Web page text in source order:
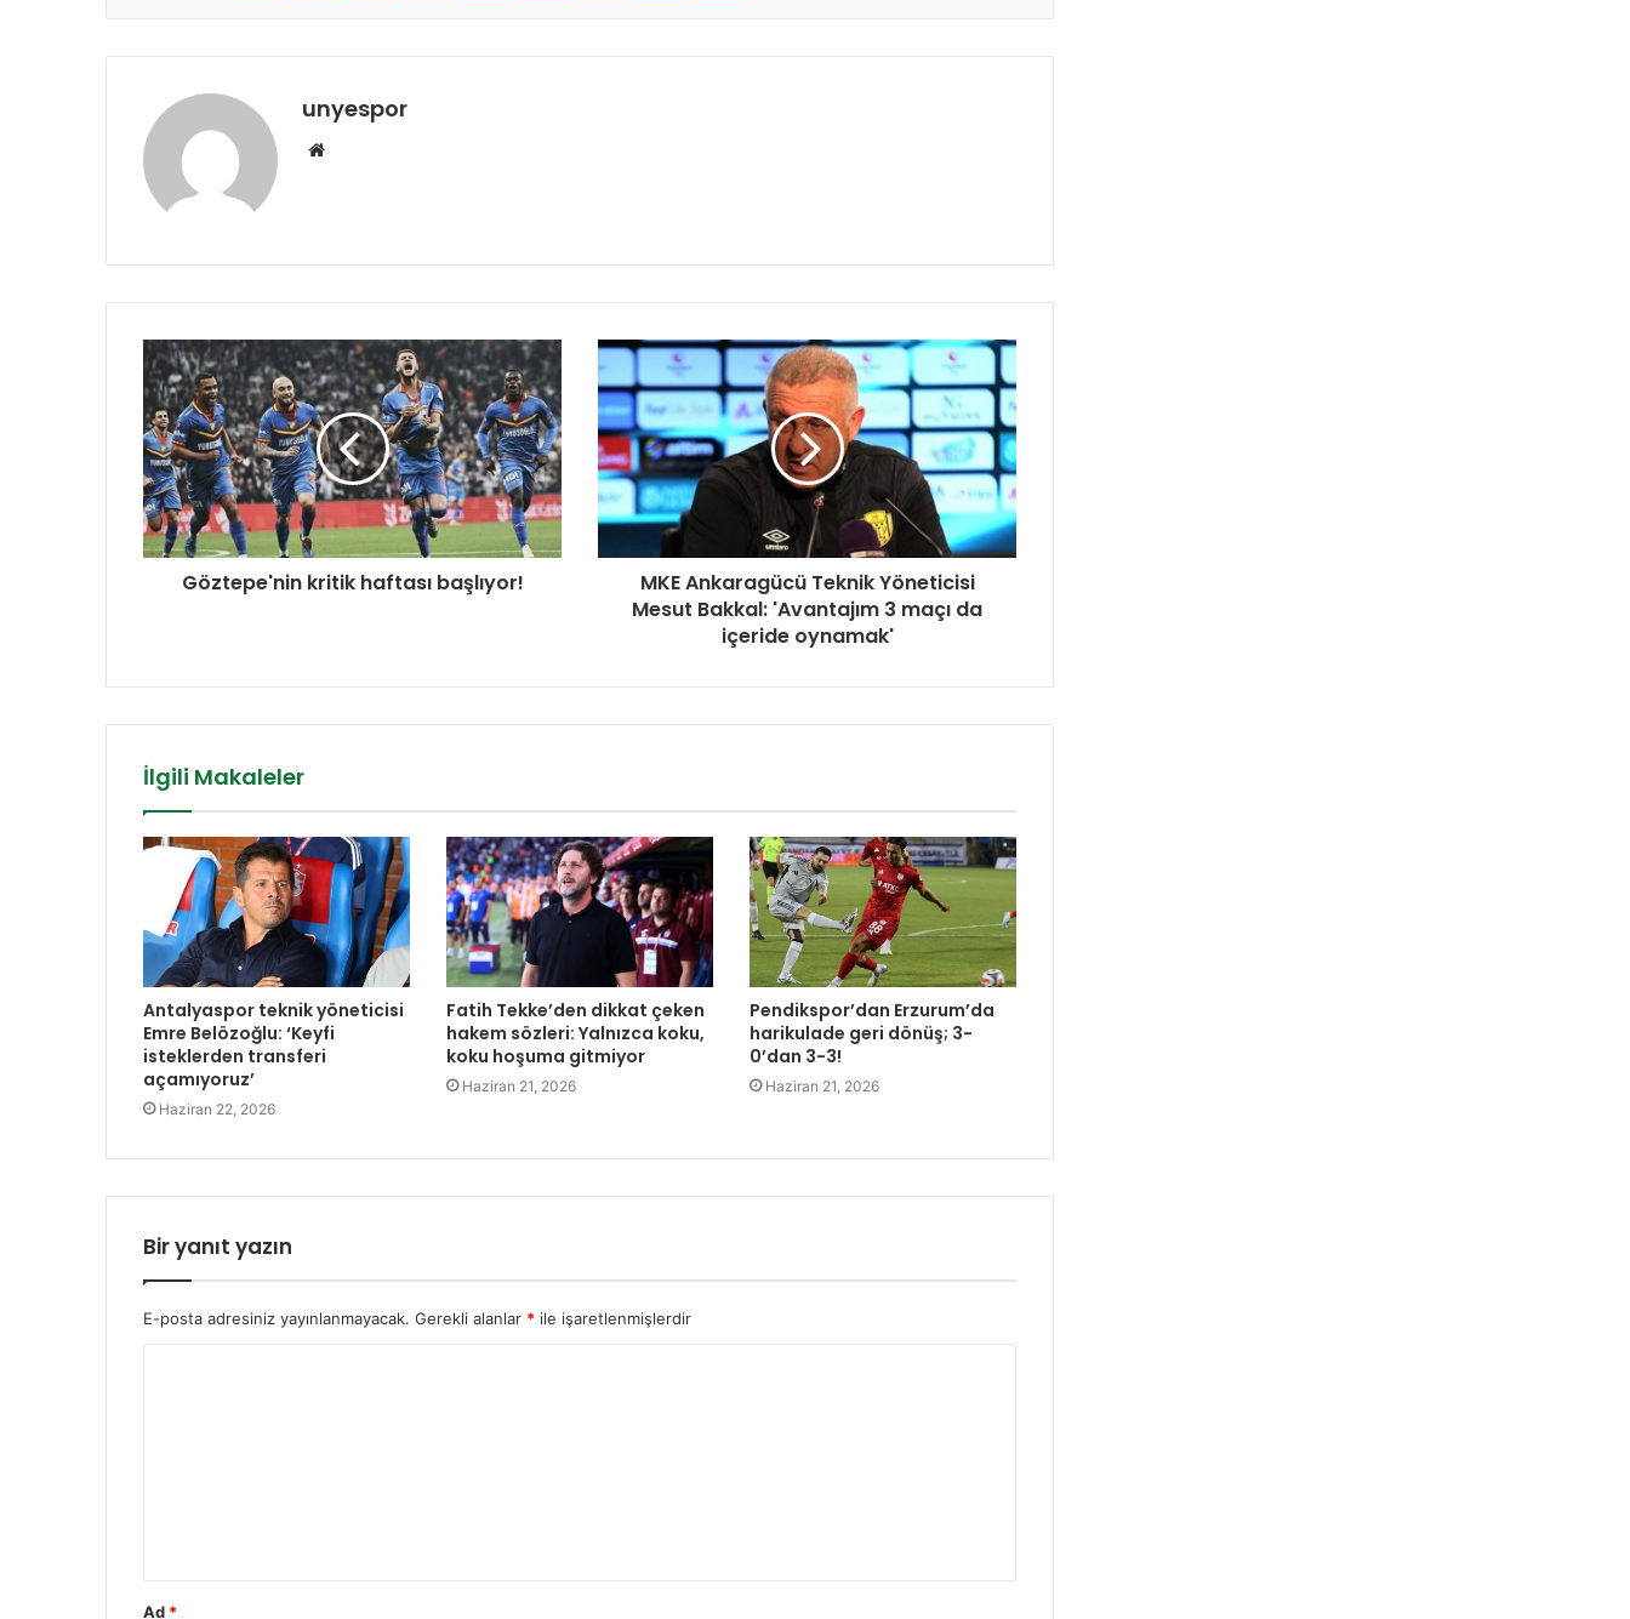
unyespor
Web
Göztepe'nin kritik haftası başlıyor!
MKE Ankaragücü Teknik Yöneticisi
Mesut Bakkal: 'Avantajım 3 maçı da
içeride oynamak'
İlgili Makaleler
Antalyaspor teknik yöneticisi
Emre Belözoğlu: ‘Keyfi
isteklerden transferi
açamıyoruz’
Haziran 22, 2026
Fatih Tekke’den dikkat çeken
hakem sözleri: Yalnızca koku,
koku hoşuma gitmiyor
Haziran 21, 2026
Pendikspor’dan Erzurum’da
harikulade geri dönüş; 3-
0’dan 3-3!
Haziran 21, 2026
Bir yanıt yazın
E-posta adresiniz yayınlanmayacak. Gerekli alanlar * ile işaretlenmişlerdir
Ad *